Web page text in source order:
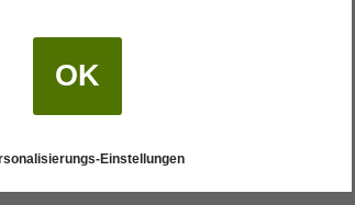
OK
Einstellungen